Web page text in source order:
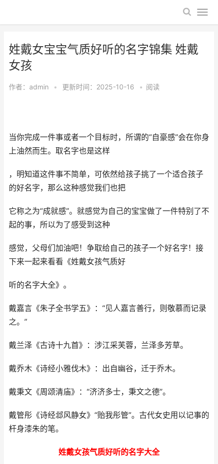
姓戴女宝宝气质好听的名字锦集 姓戴
女孩
作者： admin • 更新时间：2025-10-16 • 阅读
当你完成一件事或者一个目标时，所谓的“自豪感”会在你身
上油然而生。取名字也是这样
，明知道这件事不简单，可依然给孩子挑了一个适合孩子
的好名字，那么这种感觉我们也把
它称之为“成就感”。就感觉为自己的宝宝做了一件特别了不
起的事，所以为了感受到这种
感觉，父母们加油吧！争取给自己的孩子一个好名字！接
下来一起来看看《姓戴女孩气质好
听的名字大全》。
戴嘉言《朱子全书学五》：“见人嘉言善行，则敬慕而记录
之。”
戴兰泽《古诗十九首》：涉江采芙蓉，兰泽多芳草。
戴乔木《诗经小雅伐木》：出自幽谷，迁于乔木。
戴秉文《周颂清庙》：“济济多士，秉文之德”。
戴管彤《诗经邶风静女》“贻我彤管”。古代女史用以记事的
杆身漆朱的笔。
姓戴女孩气质好听的名字大全